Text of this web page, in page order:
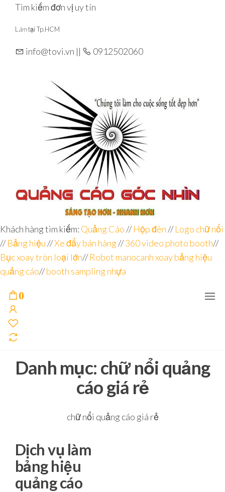
Skip
content
Tìm kiếm đơn vị uy tín
L àmtại Tp.HCM
info@tovi.vn || 0912502060
Đơn vị
chuyên
sâu – 8
năm
kinh
nghiệm
Góc
Nhìn
Agency –
nhà sản
xuất
POSM,
Quầy
Sampling,
Booth
trưng
bày, tủ
trưng
bày… tại
Tp.Hồ
Khách hàng tìm kiếm: Quảng Cáo//Hộp đèn//Logo chữ nổi
//Bảng hiệu//Xe đẩy bán hàng//360 video photo booth//
Bục xoay tròn loại lớn//Robot manocanh xoay bảng hiệu
quảng cáo//booth sampling nhựa
0
Danh mục: chữ nổi quảng
cáo giá rẻ
chữ nổi quảng cáo giá rẻ
Dịch vụ làm
bảng hiệu
quảng cáo